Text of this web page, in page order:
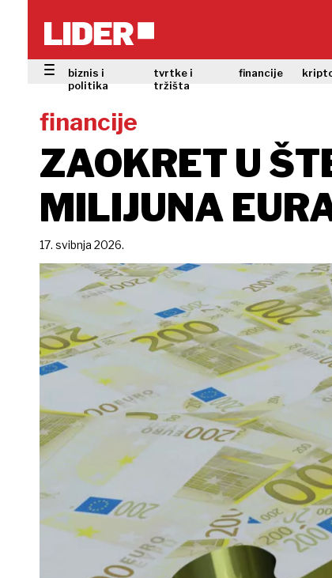
biznis i
politika
tvrtke i
tržišta
financije
financije
ZAOKRET U
MILIJUNA
17. svibnja 2026.